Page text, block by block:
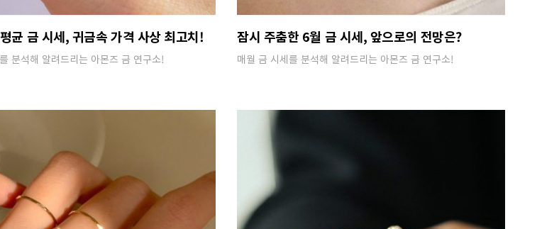
균 금 시세, 귀금속 가격 사상 최고치!
분석해 알려드리는 아몬즈 금 연구소!
잠시 주춤한 6월 금 시세, 앞으로의 전망은?
매월 금 시세를 분석해 알려드리는 아몬즈 금 연구소!